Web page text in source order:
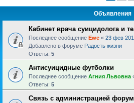
Объявления
Кабинет врача суицидолога и
Последнее сообщение Ewe « 23 фев
Добавлено в форуме Радость жизни
Ответы: 5
Антисуицидные футболки
Последнее сообщение Агния Львовна
Ответы: 5
Связь с администрацией